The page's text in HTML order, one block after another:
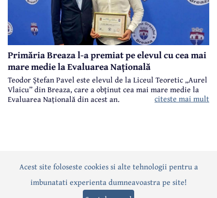
Primăria Breaza l-a premiat pe elevul cu cea mai
mare medie la Evaluarea Națională
Teodor Ștefan Pavel este elevul de la Liceul Teoretic „Aurel
Vlaicu” din Breaza, care a obținut cea mai mare medie la
Evaluarea Națională din acest an.
citeste mai mult
ActualitatePoliticăSocialEvenimentInterviuri
Editorial Sport Anunțuri
Acest site foloseste cookies si alte tehnologii pentru a
imbunatati experienta dumneavoastra pe site!